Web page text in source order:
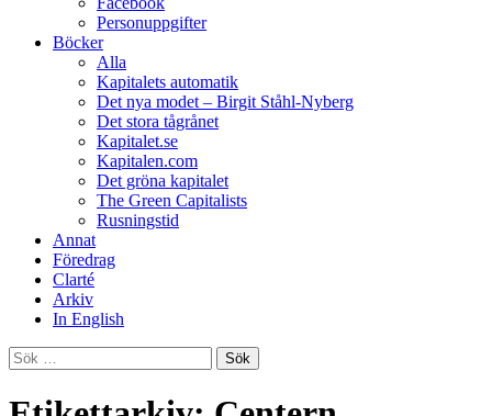
Personuppgifter
Böcker
Alla
Kapitalets automatik
Det nya modet – Birgit Ståhl-Nyberg
Det stora tågrånet
Kapitalet.se
Kapitalen.com
Det gröna kapitalet
The Green Capitalists
Rusningstid
Annat
Föredrag
Clarté
Arkiv
In English
Sök
efter: